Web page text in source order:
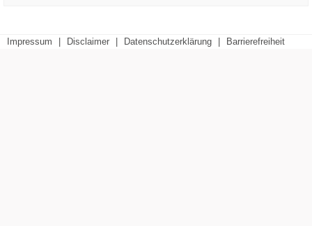
Impressum Disclaimer Datenschutzerklärung Barrierefreiheit